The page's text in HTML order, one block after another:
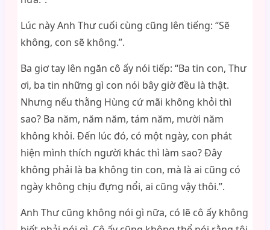
Lúc này Anh Thư cuối cùng cũng lên tiếng: “Sẽ
không, con sẽ không.”.
Ba giơ tay lên ngăn cô ấy nói tiếp: “Ba tin con, Thư
ơi, ba tin những gì con nói bây giờ đều là thật.
Nhưng nếu thằng Hùng cứ mãi không khỏi thì
sao? Ba năm, năm năm, tám năm, mười năm
không khỏi. Đến lúc đó, có một ngày, con phát
hiện mình thích người khác thì làm sao? Đây
không phải là ba không tin con, mà là ai cũng có
ngày không chịu đựng nổi, ai cũng vậy thôi.”.
Anh Thư cũng không nói gì nữa, có lẽ cô ấy không